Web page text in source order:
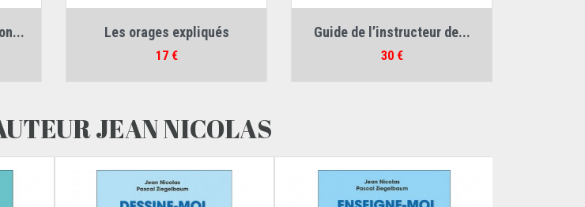
Les orages expliqués
Prix
17 €
Guide de l’instructeur de...
Prix
30 €
JEAN NICOLAS